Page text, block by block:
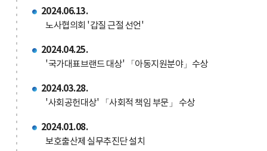
2024.06.13.
노사협의회 '갑질 근절 선언'
2024.04.25.
'국가대표브랜드 대상' 「아동지원분야」수상
2024.03.28.
'사회공헌대상' 「사회적 책임 부문」 수상
2024.01.08.
보호출산제 실무추진단 설치